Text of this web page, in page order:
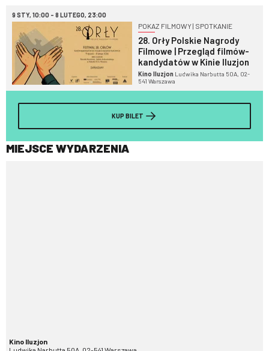
9 STY, 10:00 - 8 LUTEGO, 23:00
POKAZ FILMOWY | SPOTKANIE
28. Orły Polskie Nagrody
Filmowe | Przegląd filmów-
kandydatów w Kinie Iluzjon
Kino Iluzjon Ludwika Narbutta 50A, 02-
541 Warszawa
KUP BILET
MIEJSCE WYDARZENIA
Kino Iluzjon